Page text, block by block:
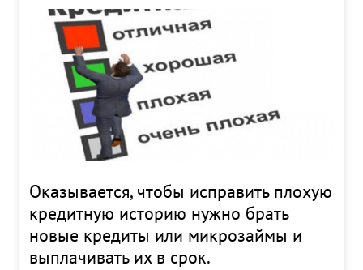
Оказывается, чтобы исправить плохую
кредитную историю нужно брать
новые кредиты или микрозаймы и
выплачивать их в срок.